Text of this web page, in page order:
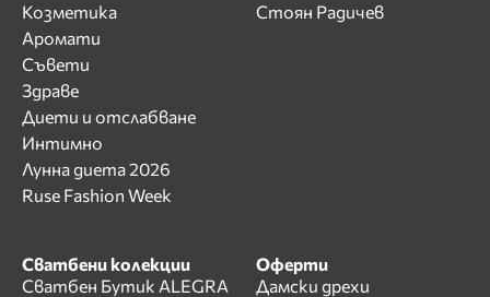
Козметика
Аромати
Съвети
Здраве
Диети и отслабване
Интимно
Лунна диета 2026
Ruse Fashion Week
Стоян Радичев
Сватбени колекции
Сватбен Бутик ALEGRA
Оферти
Дамски дрехи